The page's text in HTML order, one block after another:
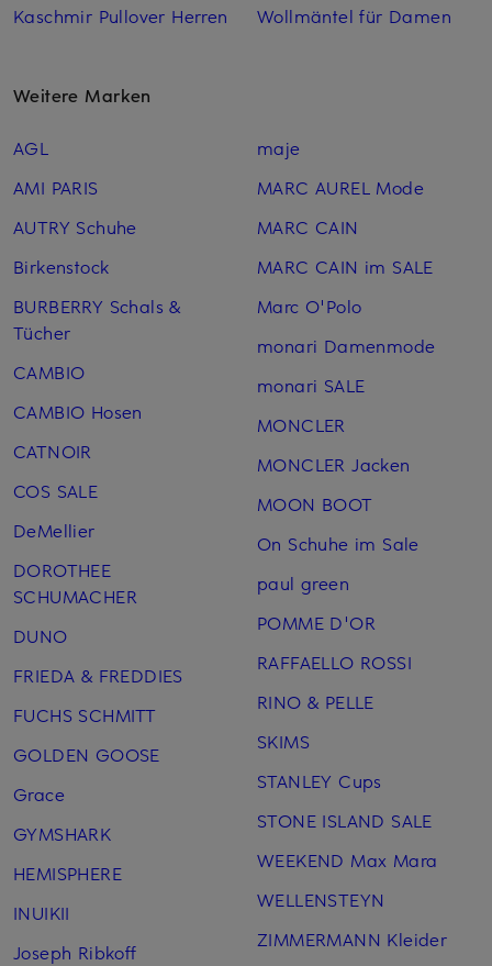
Kaschmir Pullover Herren
Wollmäntel für Damen
Weitere Marken
AGL
AMI PARIS
AUTRY Schuhe
Birkenstock
BURBERRY Schals &
Tücher
CAMBIO
CAMBIO Hosen
CATNOIR
COS SALE
DeMellier
DOROTHEE
SCHUMACHER
DUNO
FRIEDA & FREDDIES
FUCHS SCHMITT
GOLDEN GOOSE
Grace
GYMSHARK
HEMISPHERE
INUIKII
Joseph Ribkoff
maje
MARC AUREL Mode
MARC CAIN
MARC CAIN im SALE
Marc O'Polo
monari Damenmode
monari SALE
MONCLER
MONCLER Jacken
MOON BOOT
On Schuhe im Sale
paul green
POMME D'OR
RAFFAELLO ROSSI
RINO & PELLE
SKIMS
STANLEY Cups
STONE ISLAND SALE
WEEKEND Max Mara
WELLENSTEYN
ZIMMERMANN Kleider